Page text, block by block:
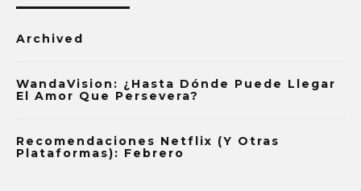
Archived
WandaVision: ¿Hasta Dónde Puede Llegar
El Amor Que Persevera?
Recomendaciones Netflix (y Otras
Plataformas): Febrero